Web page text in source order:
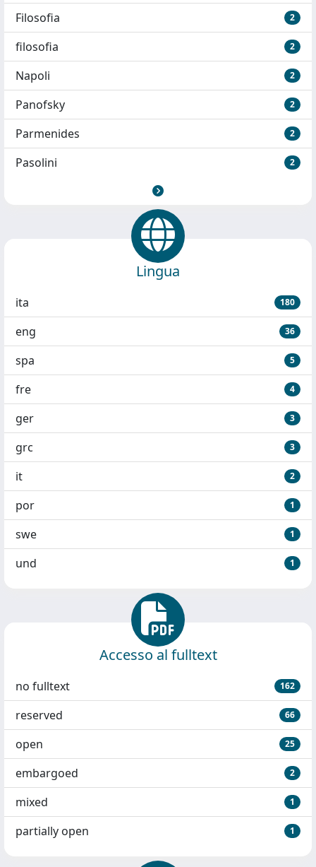
Filosofia 2
filosofia 2
Napoli 2
Panofsky 2
Parmenides 2
Pasolini 2
Lingua
ita 180
eng 36
spa 5
fre 4
ger 3
grc 3
it 2
por 1
swe 1
und 1
Accesso al fulltext
no fulltext 162
reserved 66
open 25
embargoed 2
mixed 1
partially open 1